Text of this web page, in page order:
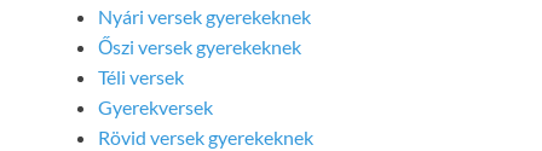
Nyári versek gyerekeknek
Őszi versek gyerekeknek
Téli versek
Gyerekversek
Rövid versek gyerekeknek